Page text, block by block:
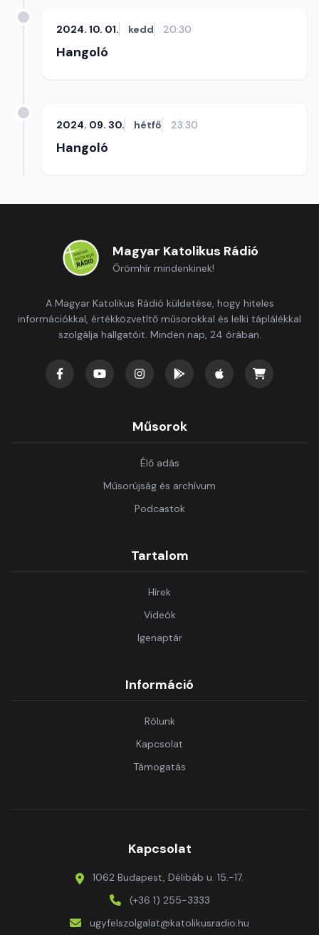
2024. 10. 01. kedd 20:30
Hangoló
2024. 09. 30. hétfő 23:30
Hangoló
Magyar Katolikus Rádió
Örömhír mindenkinek!
A Magyar Katolikus Rádió küldetése, hogy hiteles
információkkal, értékközvetítő műsorokkal és lelki táplálékkal
szolgálja hallgatóit. Minden nap, 24 órában.
Műsorok
Élő adás
Műsorújság és archívum
Podcastok
Tartalom
Hírek
Videók
Igenaptár
Információ
Rólunk
Kapcsolat
Támogatás
Kapcsolat
1062 Budapest, Délibáb u. 15.-17.
(+36 1) 255-3333
ugyfelszolgalat@katolikusradio.hu